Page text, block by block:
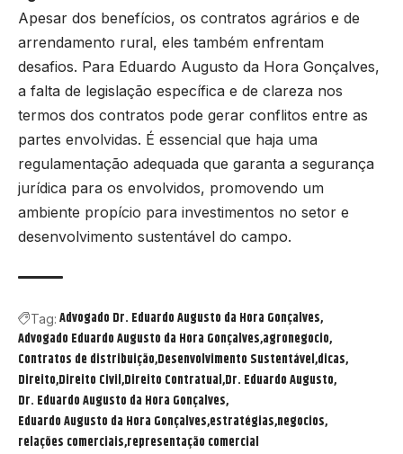
Apesar dos benefícios, os contratos agrários e de
arrendamento rural, eles também enfrentam
desafios. Para Eduardo Augusto da Hora Gonçalves,
a falta de legislação específica e de clareza nos
termos dos contratos pode gerar conflitos entre as
partes envolvidas. É essencial que haja uma
regulamentação adequada que garanta a segurança
jurídica para os envolvidos, promovendo um
ambiente propício para investimentos no setor e
desenvolvimento sustentável do campo.
Tag: Advogado Dr. Eduardo Augusto da Hora Gonçalves
Advogado Eduardo Augusto da Hora Gonçalves agronegocio
Contratos de distribuição Desenvolvimento Sustentável dicas
Direito Direito Civil Direito Contratual Dr. Eduardo Augusto
Dr. Eduardo Augusto da Hora Gonçalves
Eduardo Augusto da Hora Gonçalves estratégias negocios
relações comerciais representação comercial